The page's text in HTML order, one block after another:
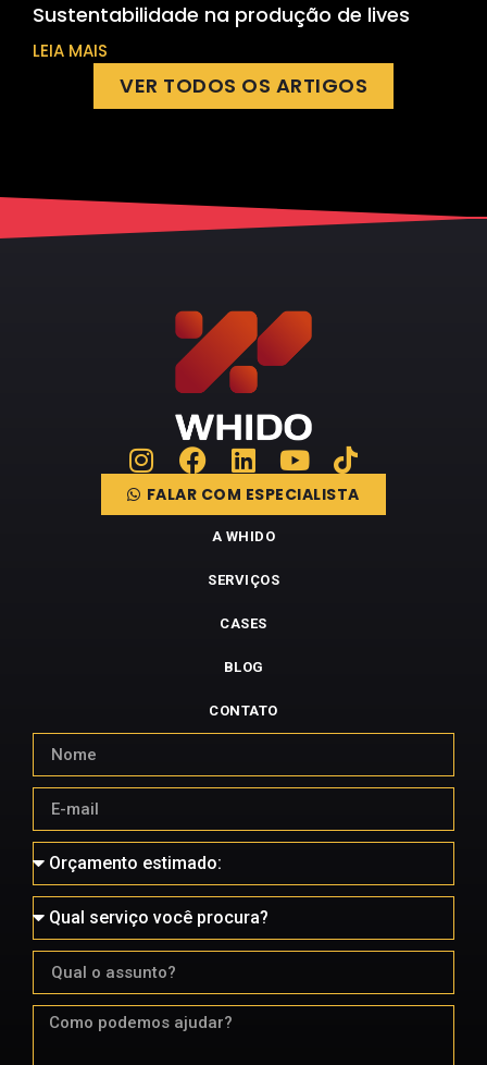
Sustentabilidade na produção de lives
LEIA MAIS
VER TODOS OS ARTIGOS
FALAR COM ESPECIALISTA
A WHIDO
SERVIÇOS
CASES
BLOG
CONTATO